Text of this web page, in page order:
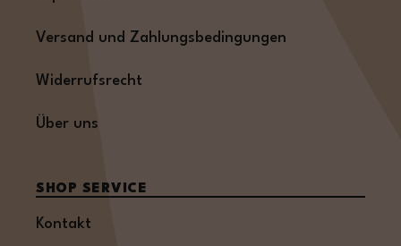
Versand und Zahlungsbedingungen
Widerrufsrecht
Über uns
SHOP SERVICE
Kontakt